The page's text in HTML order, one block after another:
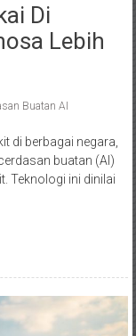
Di
Lebih
Buatan AI
di berbagai negara,
buatan (AI)
Teknologi ini dinilai